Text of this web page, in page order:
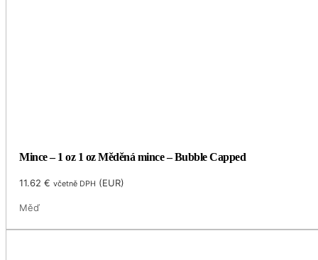
Mince – 1 oz 1 oz Měděná mince – Bubble Capped
11.62€ včetně DPH (EUR)
Měď